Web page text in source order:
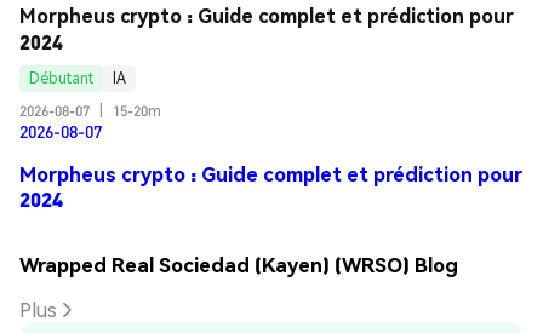
Morpheus crypto : Guide complet et prédiction pour
2024
Débutant
IA
2026-08-07
15-20m
2026-08-07
Morpheus crypto : Guide complet et prédiction pour
2024
Wrapped Real Sociedad (Kayen) (WRSO) Blog
Plus